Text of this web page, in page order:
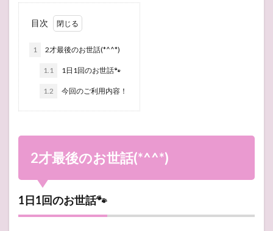
目次
1 2才最後のお世話(*^^*)
1.1 1日1回のお世話🐾
1.2 今回のご利用内容！
2才最後のお世話(*^^*)
1日1回のお世話🐾